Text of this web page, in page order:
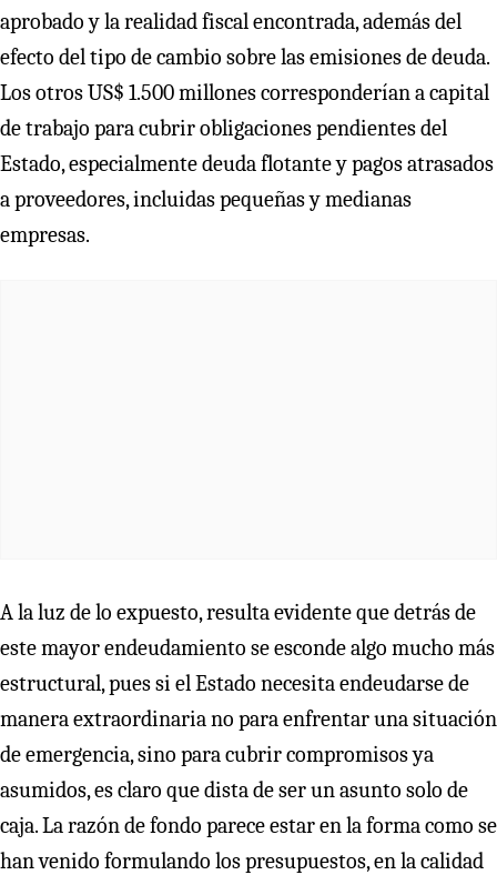
aprobado y la realidad fiscal encontrada, además del
efecto del tipo de cambio sobre las emisiones de deuda.
Los otros US$ 1.500 millones corresponderían a capital
de trabajo para cubrir obligaciones pendientes del
Estado, especialmente deuda flotante y pagos atrasados
a proveedores, incluidas pequeñas y medianas
empresas.
A la luz de lo expuesto, resulta evidente que detrás de
este mayor endeudamiento se esconde algo mucho más
estructural, pues si el Estado necesita endeudarse de
manera extraordinaria no para enfrentar una situación
de emergencia, sino para cubrir compromisos ya
asumidos, es claro que dista de ser un asunto solo de
caja. La razón de fondo parece estar en la forma como se
han venido formulando los presupuestos, en la calidad